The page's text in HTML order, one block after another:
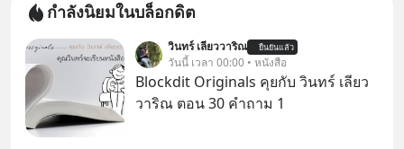
กำลังนิยมในบล็อกดิต
วินทร์ เลียววาริณ ยืนยันแล้ว
วันนี้ เวลา 00:00 • หนังสือ
Blockdit Originals คุยกับ วินทร์ เลียว
วาริณ ตอน 30 คำถาม 1